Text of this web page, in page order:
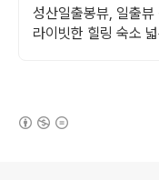
실 구성
성산일출봉뷰, 일출
라이빗한 힐링 숙소